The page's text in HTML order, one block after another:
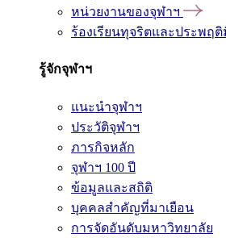
หน่วยงานของจุฬาฯ
ร้องเรียนทุจริตและประพฤ
รู้จักจุฬาฯ
แนะนำจุฬาฯ
ประวัติจุฬาฯ
ภารกิจหลัก
จุฬาฯ 100 ปี
ข้อมูลและสถิติ
บุคคลสำคัญที่มาเยือน
การจัดอันดับมหาวิทยาลัย